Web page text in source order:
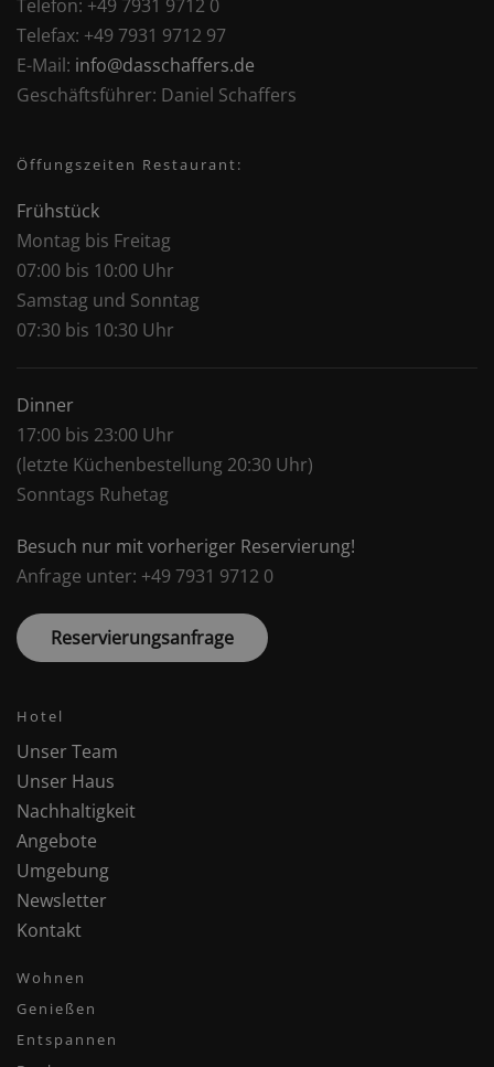
Telefon: +49 7931 9712 0
Telefax: +49 7931 9712 97
E-Mail: info@dasschaffers.de
Geschäftsführer: Daniel Schaffers
Öffungszeiten Restaurant:
Frühstück
Montag bis Freitag
07:00 bis 10:00 Uhr
Samstag und Sonntag
07:30 bis 10:30 Uhr
Dinner
17:00 bis 23:00 Uhr
(letzte Küchenbestellung 20:30 Uhr)
Sonntags Ruhetag
Besuch nur mit vorheriger Reservierung!
Anfrage unter: +49 7931 9712 0
Reservierungsanfrage
Hotel
Unser Team
Unser Haus
Nachhaltigkeit
Angebote
Umgebung
Newsletter
Kontakt
Wohnen
Genießen
Entspannen